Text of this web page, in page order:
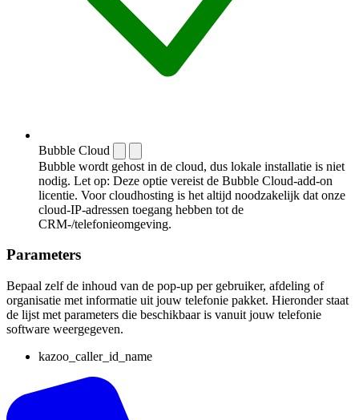
Bubble Cloud
Bubble wordt gehost in de cloud, dus lokale installatie is niet
nodig. Let op: Deze optie vereist de Bubble Cloud-add-on
licentie. Voor cloudhosting is het altijd noodzakelijk dat onze
cloud-IP-adressen toegang hebben tot de
CRM-/telefonieomgeving.
Parameters
Bepaal zelf de inhoud van de pop-up per gebruiker, afdeling of
organisatie met informatie uit jouw telefonie pakket. Hieronder staat
de lijst met parameters die beschikbaar is vanuit jouw telefonie
software weergegeven.
kazoo_caller_id_name